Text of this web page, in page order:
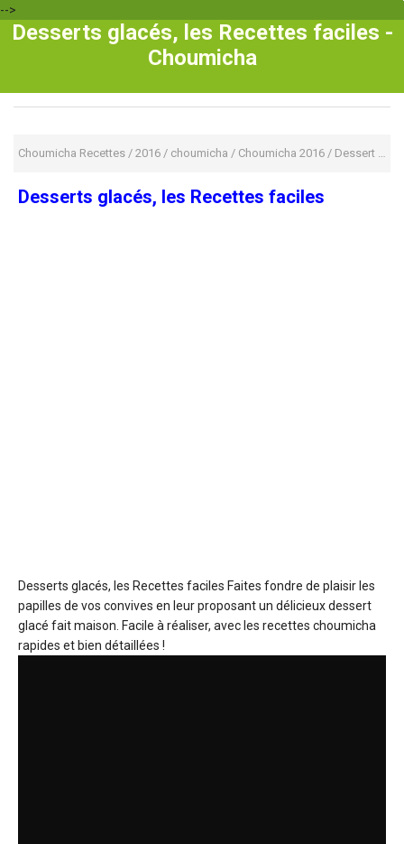
-->
Desserts glacés, les Recettes faciles -
Choumicha
Choumicha Recettes / 2016 / choumicha / Choumicha 2016 / Dessert
Desserts glacés, les Recettes faciles
Desserts glacés, les Recettes faciles Faites fondre de plaisir les
papilles de vos convives en leur proposant un délicieux dessert
glacé fait maison. Facile à réaliser, avec les recettes choumicha
rapides et bien détaillées !